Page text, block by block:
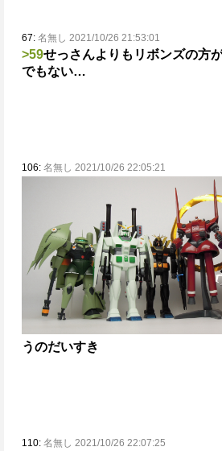
67: 名無し 2021/10/26 21:53:01
>59せっさんよりもリボンズの方
でもない…
106: 名無し 2021/10/26 22:05:21
うのだいすき
110: 名無し 2021/10/26 22:07:25